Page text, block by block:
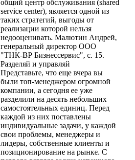
общий центр обслуживания (shared
service center), является одной из
таких стратегий, выгоды от
реализации которой нельзя
недооценивать. Малютин Андрей,
генеральный директор ООО
"ТНК-ВР Бизнессервис", с. 15.
Разделяй и управляй
Представьте, что еще вчера вы
были топ-менеджером огромной
компании, а сегодня ее уже
разделили на десять небольших
самостоятельных единиц. Перед
каждой из них поставлены
индивидуальные задачи, у каждой
свои проблемы, менеджеры и
лидеры, собственные клиенты и
позиционирование на рынке. С